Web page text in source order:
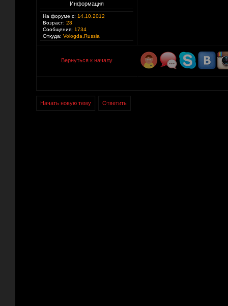
Информация
На форуме с: 14.10.2012
Возраст: 28
Сообщения: 1734
Откуда: Vologda,Russia
Вернуться к началу
Начать новую тему Ответить